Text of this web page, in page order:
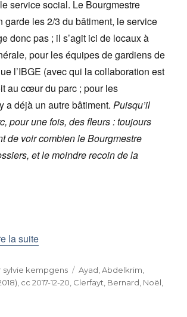
service social. Le Bourgmestre
garde les 2/3 du bâtiment, le service
donc pas ; il s’agit ici de locaux à
pour les équipes de gardiens de
l’IBGE (avec qui la collaboration est
au cœur du parc ; pour les
a déjà un autre bâtiment.Puisqu’il
pour une fois, des fleurs : toujours
de voir combien le Bourgmestre
et le moindre recoin de la
la suite
sylvie kempgens Catégories
Ayad, Abdelkrim
cc 2017-12-20 Clerfayt, Bernard Noël,